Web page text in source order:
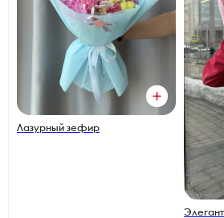
Лазурный зефир